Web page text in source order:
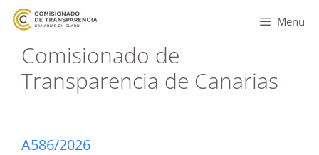
Menu
Comisionado de
Transparencia de Canarias
A586/2026